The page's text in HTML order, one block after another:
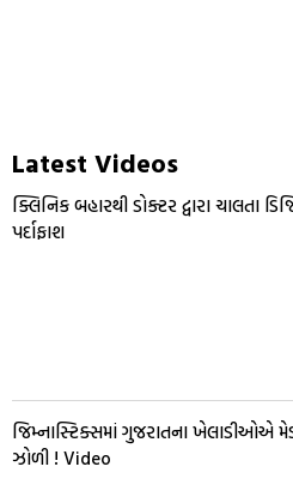
Latest Videos
ક્લિનિક બહારથી ડોક્ટર દ્વારા ચાલતા
પર્દાફાશ
જિમ્નાસ્ટિક્સમાં ગુજરાતના ખેલાડીઓએ
ઝોળી ! Video